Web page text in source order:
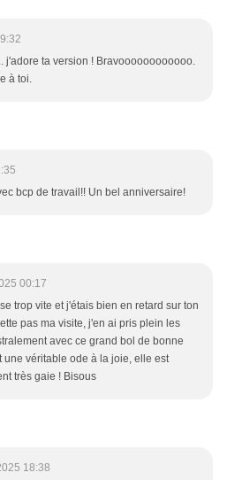
j'adore ta version ! Bravoooooooooooo.
à toi.
bcp de travail!! Un bel anniversaire!
00:17
trop vite et j'étais bien en retard sur ton
pas ma visite, j'en ai pris plein les
avec ce grand bol de bonne
une véritable ode à la joie, elle est
très gaie ! Bisous
18:38